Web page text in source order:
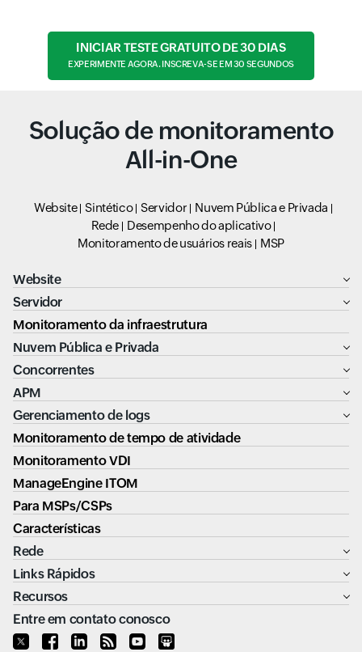
INICIAR TESTE GRATUITO DE 30 DIAS
EXPERIMENTE AGORA. INSCREVA-SE EM 30 SEGUNDOS
Solução de monitoramento
All-in-One
Website Sintético Servidor
Nuvem Pública e Privada
Rede
Desempenho do aplicativo
Monitoramento de usuários reais
MSP
Website
Servidor
Monitoramento da infraestrutura
Nuvem Pública e Privada
Concorrentes
APM
Gerenciamento de logs
Monitoramento de tempo de atividade
Monitoramento VDI
ManageEngine ITOM
Para MSPs/CSPs
Características
Rede
Links Rápidos
Recursos
Entre em contato conosco